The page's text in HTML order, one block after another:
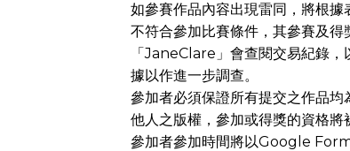
如參賽作品內容出現雷同，將根
不符合參加比賽條件，其參賽及得
「JaneClare」會查閱交易紀錄
據以作進一步調查。
參加者必須保證所有提交之作品
他人之版權，參加或得獎的資格
參加者參加時間將以Google